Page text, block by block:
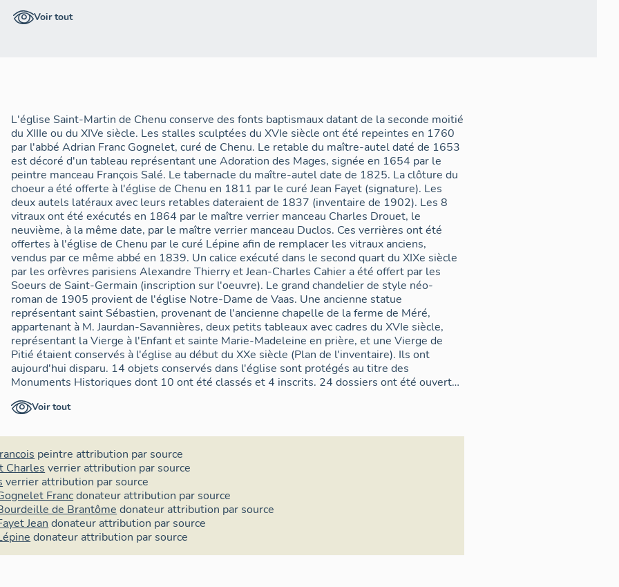
Un Chemin de croix (12 lithographies) de la seconde moitié du XIXe siècle
Vingt-quatre bancs de fidèles, avec un banc de seigneurs incorporé, en bois, du
XIXe siècle
Un banc d'œuvre en bois, muni d'un dossier ajouré décoré de petits balustres,
de la seconde moitié du XIXe siècle
Deux fauteuils de mariés en bois et velours rouge de la première moitié du
XXe siècle.
Voir tout
L'église Saint-Martin de Chenu conserve des fonts baptismaux datant de la seconde moitié
du XIIIe ou du XIVe siècle. Les stalles sculptées du XVIe siècle ont été repeintes en 1760
par l'abbé Adrian Franc Gognelet, curé de Chenu. Le retable du maître-autel daté de 1653
est décoré d'un tableau représentant une Adoration des Mages, signée en 1654 par le
peintre manceau François Salé. Le tabernacle du maître-autel date de 1825. La clôture du
choeur a été offerte à l'église de Chenu en 1811 par le curé Jean Fayet (signature). Les
deux autels latéraux avec leurs retables dateraient de 1837 (inventaire de 1902). Les 8
vitraux ont été exécutés en 1864 par le maître verrier manceau Charles Drouet, le
neuvième, à la même date, par le maître verrier manceau Duclos. Ces verrières ont été
offertes à l'église de Chenu par le curé Lépine afin de remplacer les vitraux anciens,
vendus par ce même abbé en 1839. Un calice exécuté dans le second quart du XIXe siècle
par les orfèvres parisiens Alexandre Thierry et Jean-Charles Cahier a été offert par les
Soeurs de Saint-Germain (inscription sur l'oeuvre). Le grand chandelier de style néo-
roman de 1905 provient de l'église Notre-Dame de Vaas. Une ancienne statue
représentant saint Sébastien, provenant de l'ancienne chapelle de la ferme de Méré,
appartenant à M. Jaurdan-Savannières, deux petits tableaux avec cadres du XVIe siècle,
représentant la Vierge à l'Enfant et sainte Marie-Madeleine en prière, et une Vierge de
Pitié étaient conservés à l'église au début du XXe siècle (Plan de l'inventaire). Ils ont
aujourd'hui disparu. 14 objets conservés dans l'église sont protégés au titre des
Monuments Historiques dont 10 ont été classés et 4 inscrits. 24 dossiers ont été ouverts.
XVIIIe siècle 2 dossiers, le XIXe siècle 10 dossiers et le XXe siècle 1 dossier, soit 5 % de
catégories sont la menuiserie (4 dossiers), la sculpture (7 dossiers), la peinture (3
dossiers), la taille de pierre (3 dossiers) et l'orfèvrerie (3 dossiers).
Voir tout
peintre attribution par source
Charles verrier attribution par source
verrier attribution par source
Francdonateur attribution par source
de Brantôme donateur attribution par source
Jean donateur attribution par source
donateur attribution par source